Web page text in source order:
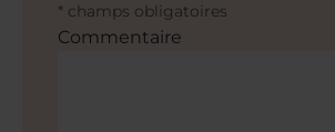
* champs obligatoires
Commentaire